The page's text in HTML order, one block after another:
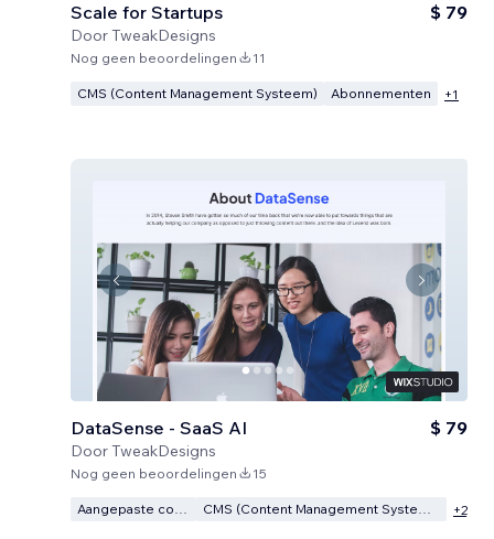
Scale for Startups
DoorTweakDesigns
$ 79
Nog geen beoordelingen 11
CMS (Content Management Systeem) Abonnementen +1
DataSense - SaaS AI
DoorTweakDesigns
$ 79
Nog geen beoordelingen 15
Aangepaste code CMS (Content Management Systeem) +2